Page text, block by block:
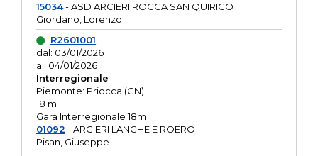
15034- ASD ARCIERI ROCCA SAN QUIRICO
Giordano, Lorenzo
R2601001
dal: 03/01/2026
al: 04/01/2026
Interregionale
Piemonte: Priocca (CN)
18 m
Gara Interregionale 18m
01092 - ARCIERI LANGHE E ROERO
Pisan, Giuseppe